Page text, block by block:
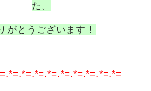
た。
がとうございます！